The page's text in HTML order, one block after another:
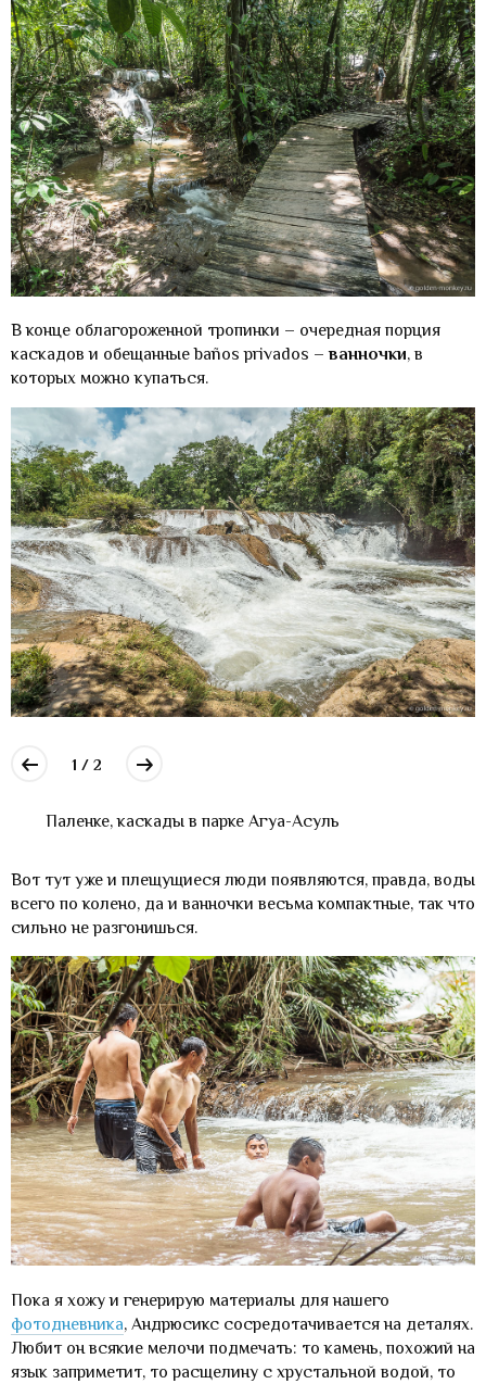
В конце облагороженной тропинки – очередная порция
каскадов и обещанные baños privados –ванночки, в
которых можно купаться.
1 / 2
Паленке, каскады в парке Агуа-Асуль
Вот тут уже и плещущиеся люди появляются, правда, воды
всего по колено, да и ванночки весьма компактные, так что
сильно не разгонишься.
Пока я хожу и генерирую материалы для нашего
фотодневника, Андрюсикс сосредотачивается на деталях.
Любит он всякие мелочи подмечать: то камень, похожий на
язык заприметит, то расщелину с хрустальной водой, то